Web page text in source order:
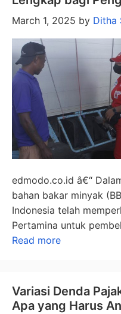
March 1, 2025 by Ditha
edmodo.co.id â€“
bahan bakar minyak
Indonesia telah
Pertamina untuk
Read more
Variasi Denda
Apa yang Harus